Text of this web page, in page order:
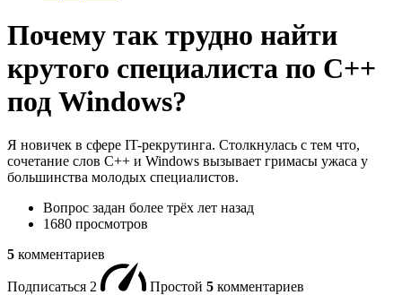
Почему так трудно найти
крутого специалиста по С++
под Windows?
Я новичек в сфере IT-рекрутинга. Столкнулась с тем что,
сочетание слов С++ и Windows вызывает гримасы ужаса у
большинства молодых специалистов.
Вопрос задан более трёх лет назад
1680 просмотров
5 комментариев
Подписаться 2 Простой 5 комментариев